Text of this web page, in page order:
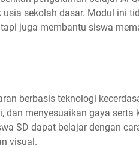
sekolah dasar. Modul ini
juga membantu siswa
berbasis teknologi
dan menyesuaikan gaya serta
SD dapat belajar dengan
visual.